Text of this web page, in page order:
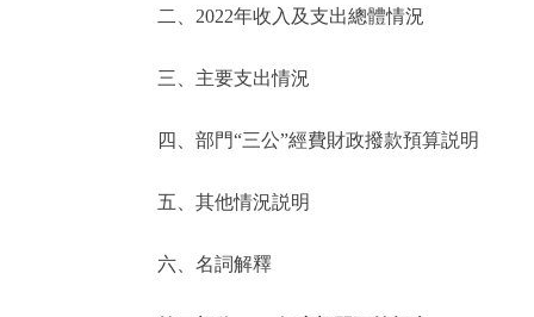
便民服務
仲介服務
二、2022年收入及支出總體情況
三、主要支出情況
四、部門“三公”經費財政撥款預算説明
五、其他情況説明
六、名詞解釋